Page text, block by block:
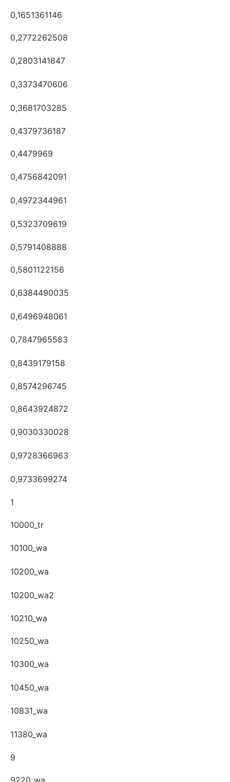
0,1651361146
0,2772262508
0,2803141847
0,3373470606
0,3681703285
0,4379736187
0,4479969
0,4756842091
0,4972344961
0,5323709619
0,5791408888
0,5801122156
0,6384490035
0,6496948061
0,7847965583
0,8439179158
0,8574296745
0,8643924872
0,9030330028
0,9728366963
0,9733699274
1
10000_tr
10100_wa
10200_wa
10200_wa2
10210_wa
10250_wa
10300_wa
10450_wa
10831_wa
11380_wa
9